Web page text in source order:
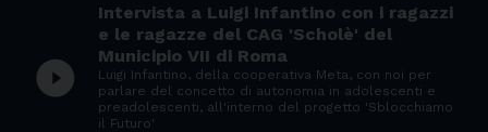
play_circle_filled
Intervista a Luigi Infantino con i ragazzi
e le ragazze del CAG 'Scholè' del
Municipio VII di Roma
Luigi Infantino, della cooperativa Meta, con noi per
parlare del concetto di autonomia in adolescenti e
preadolescenti, all'interno del progetto 'Sblocchiamo
il Futuro'